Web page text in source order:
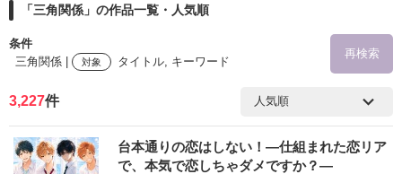
「三角関係」の作品一覧・人気順
条件
三角関係 |
対象 タイトル, キーワード
再検索
検索ワード
を含む
3,227件
台本通りの恋はしない！―仕組まれた恋リア
で、本気で恋しちゃダメですか？―